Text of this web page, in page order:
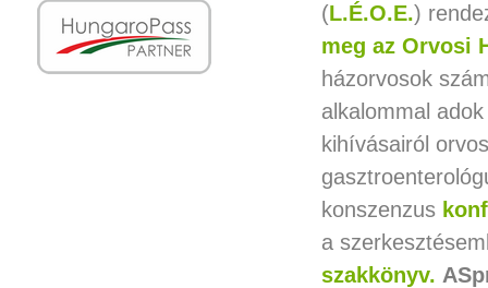
(L.É.O.E.)
meg az Orvosi
házorvosok
alkalommal
kihívásairól
konszenzus
a
szakkönyv.